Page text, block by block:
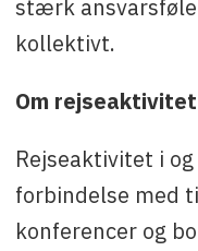
stærk
kollektivt.
Om rejseaktivitet
Rejseaktivitet i
forbindelse med
konferencer og